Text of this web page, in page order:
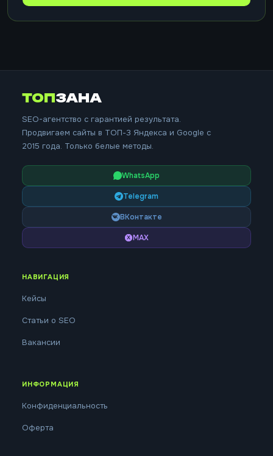
ТОПЗАНА
SEO-агентство с гарантией результата.
Продвигаем сайты в ТОП-3 Яндекса и Google с
2015 года. Только белые методы.
WhatsApp
Telegram
ВКонтакте
MAX
НАВИГАЦИЯ
Кейсы
Статьи о SEO
Вакансии
ИНФОРМАЦИЯ
Конфиденциальность
Оферта